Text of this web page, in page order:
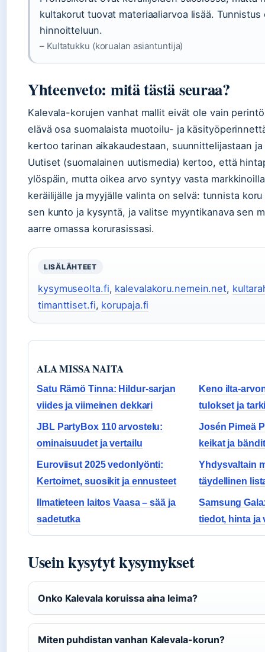
kultakorut tuovat materiaaliarvoa lisää. Tunnistus
hinnoitteluun.
– Kultatukku (korualan asiantuntija)
Yhteenveto: mitä tästä seuraa?
Kalevala-korujen vanhat mallit eivät ole vain
elävä osa suomalaista muotoilu- ja
kertoo tarinan aikakaudestaan, suunnittelijastaan
Uutiset (suomalainen uutismedia) kertoo, että
ylöspäin, mutta oikea arvo syntyy vasta
keräilijälle ja myyjälle valinta on selvä: tunnista
sen kunto ja kysyntä, ja valitse myyntikanava sen
aarre omassa korurasissasi.
LISÄLÄHTEET
kysymuseolta.fi, kalevalakoru.nemein.net,
timanttiset.fi, korupaja.fi
ALA MISSA NAITA
Satu Rämö Tinna: Hildur-sarjan
viides ja viimeinen dekkari
Keno ilta-
tulokset ja
JBL PartyBox 110 arvostelu:
ominaisuudet ja vertailu
Josén Pimeä
keikat ja
Euroviisut 2025 vedonlyönti:
Kertoimet, suosikit ja ennusteet
Yhdysvaltain
täydellinen
Ilmatieteen laitos Vaasa – sää ja
sadetutka
Samsung
tiedot, hinta ja
Usein kysytyt kysymykset
Onko Kalevala koruissa aina leima?
Miten puhdistan vanhan Kalevala-korun?